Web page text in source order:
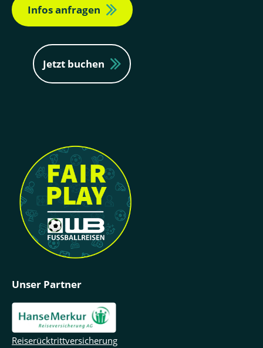
Infos anfragen
Jetzt buchen
Unser Partner
Reiserücktrittversicherung